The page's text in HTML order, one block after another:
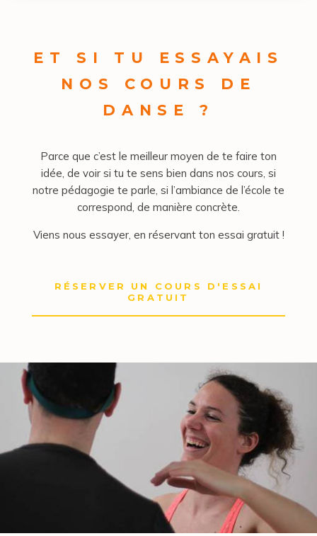
ET SI TU ESSAYAIS
NOS COURS DE
DANSE ?
Parce que c’est le meilleur moyen de te faire ton
idée, de voir si tu te sens bien dans nos cours, si
notre pédagogie te parle, si l’ambiance de l’école te
correspond, de manière concrète.
Viens nous essayer, en réservant ton essai gratuit !
RÉSERVER UN COURS D'ESSAI
GRATUIT